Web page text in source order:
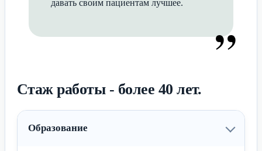
давать своим пациентам лучшее.
”
Стаж работы - более 40 лет.
Образование